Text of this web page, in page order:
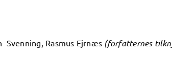
Svenning, Rasmus Ejrnæs (forfatternes